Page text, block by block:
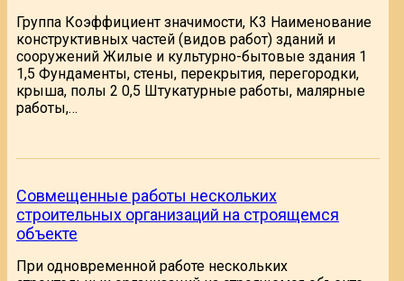
Группа Коэффициент значимости, К3 Наименование
конструктивных частей (видов работ) зданий и
сооружений Жилые и культурно-бытовые здания 1
1,5 Фундаменты, стены, перекрытия, перегородки,
крыша, полы 2 0,5 Штукатурные работы, малярные
работы,…
Совмещенные работы нескольких
строительных организаций на строящемся
объекте
При одновременной работе нескольких